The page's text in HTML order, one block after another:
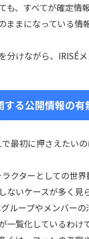
、すべてが確定情
ままになっている情
分けながら、IRISÉ
する公開情報の有
最初に押さえたい
クターとしての世
いケースが多く見
ループやメンバー
覧化しているわけ